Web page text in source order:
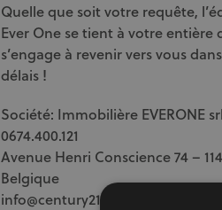
Quelle que soit votre requête,
Ever One se tient à votre entière
s’engage à revenir vers vous
délais !
Société: Immobilière EVERONE srl
0674.400.121
Avenue Henri Conscience 74 –
Belgique
info@century21everone.be